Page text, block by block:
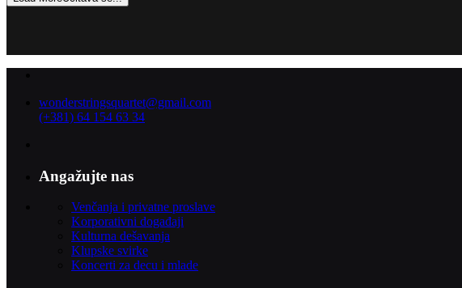
wonderstringsquartet@gmail.com
(+381) 64 154 63 34
Angažujte nas
Venčanja i privatne proslave
Korporativni događaji
Kulturna dešavanja
Klupske svirke
Koncerti za decu i mlade